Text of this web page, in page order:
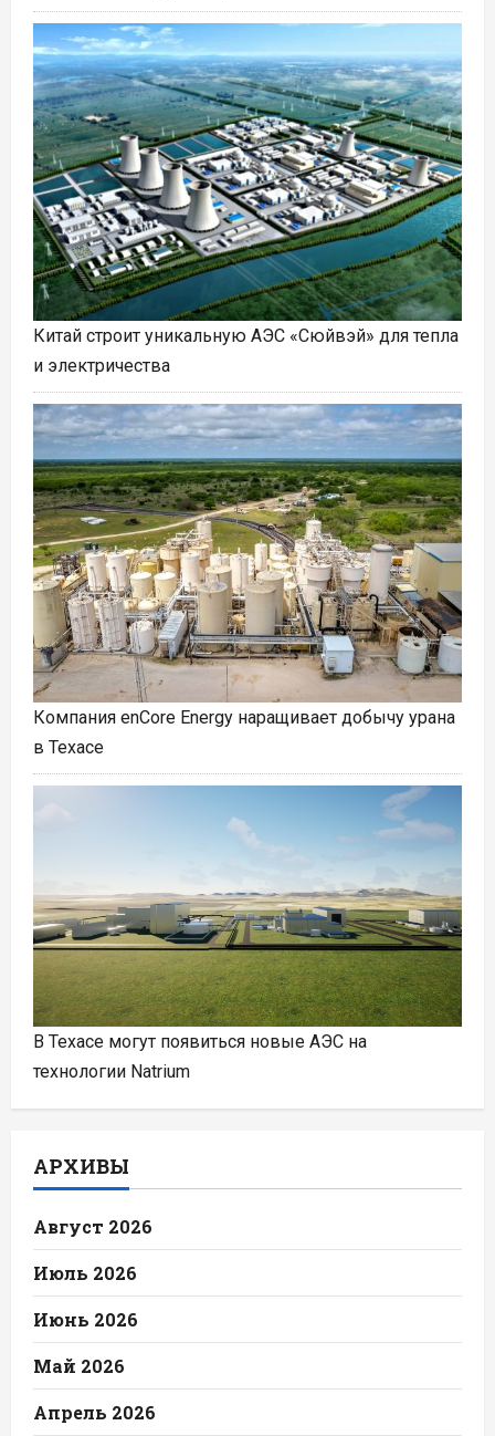
Китай строит уникальную АЭС «Сюйвэй» для тепла
и электричества
Компания enCore Energy наращивает добычу урана
в Техасе
В Техасе могут появиться новые АЭС на
технологии Natrium
АРХИВЫ
Август 2026
Июль 2026
Июнь 2026
Май 2026
Апрель 2026